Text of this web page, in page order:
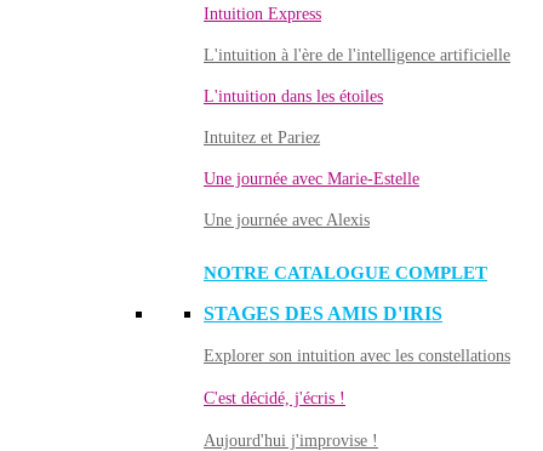
Intuition Express
L'intuition à l'ère de l'intelligence artificielle
L'intuition dans les étoiles
Intuitez et Pariez
Une journée avec Marie-Estelle
Une journée avec Alexis
NOTRE CATALOGUE COMPLET
STAGES DES AMIS D'IRIS
Explorer son intuition avec les constellations
C'est décidé, j'écris !
Aujourd'hui j'improvise !